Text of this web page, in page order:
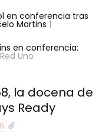
en conferencia tras
Martins |
en conferencia:
Uno
la docena de
Ready